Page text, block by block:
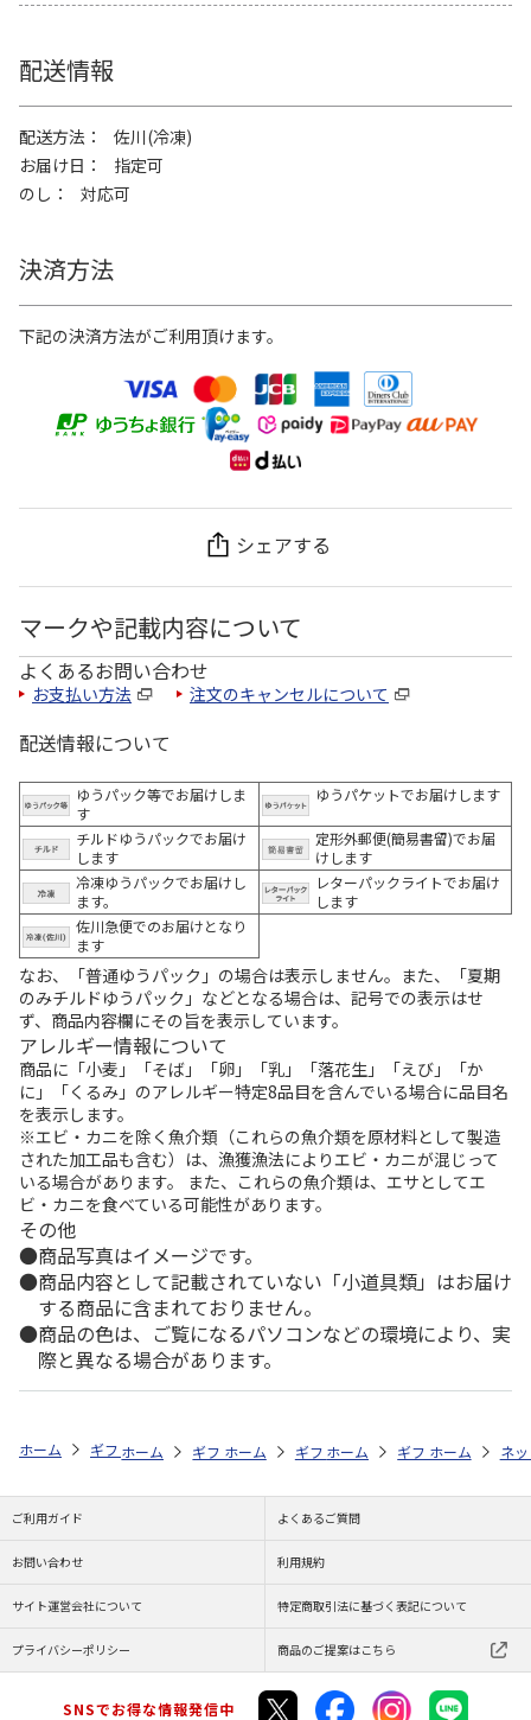
配送情報
配送方法
佐川(冷凍)
お届け日
指定可
のし
対応可
決済方法
下記の決済方法がご利用頂けます。
シェアする
マークや記載内容について
よくあるお問い合わせ
お支払い方法 注文のキャンセルについて
配送情報について
ゆうパック等でお届けしま
す
ゆうパケットでお届けします
チルドゆうパックでお届け
します
定形外郵便(簡易書留)でお届
けします
冷凍ゆうパックでお届けし
ます。
レターパックライトでお届け
します
佐川急便でのお届けとなり
ます
なお、「普通ゆうパック」の場合は表示しません。また、「夏期
のみチルドゆうパック」などとなる場合は、記号での表示はせ
ず、商品内容欄にその旨を表示しています。
アレルギー情報について
商品に「小麦」「そば」「卵」「乳」「落花生」「えび」「か
に」「くるみ」のアレルギー特定8品目を含んでいる場合に品目名
を表示します。
※エビ・カニを除く魚介類（これらの魚介類を原材料として製造
された加工品も含む）は、漁獲漁法によりエビ・カニが混じって
いる場合があります。 また、これらの魚介類は、エサとしてエ
ビ・カニを食べている可能性があります。
その他
商品写真はイメージです。
商品内容として記載されていない「小道具類」はお届け
する商品に含まれておりません。
商品の色は、ご覧になるパソコンなどの環境により、実
際と異なる場合があります。
ホーム ギフトストア 帰省で贈りたいお土産特集 カテゴリから探す
ホーム ギフトストア 帰省で贈りたいお土産特集 シ
ホーム ギフトストア 帰省で贈りたいお
ホーム ギフト通販 グ
ホーム ネ
ご利用ガイド よくあるご質問
お問い合わせ 利用規約
サイト運営会社について 特定商取引法に基づく表記について
プライバシーポリシー 商品のご提案はこちら
SNSでお得な情報発信中